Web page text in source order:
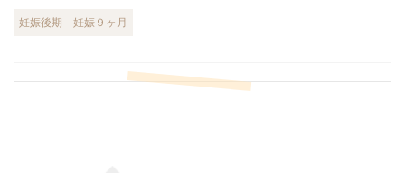
妊娠後期 妊娠９ヶ月